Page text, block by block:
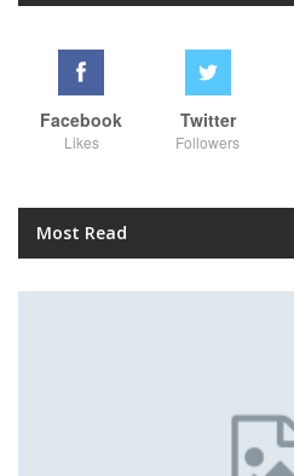
Facebook
Likes
Twitter
Followers
Most Read